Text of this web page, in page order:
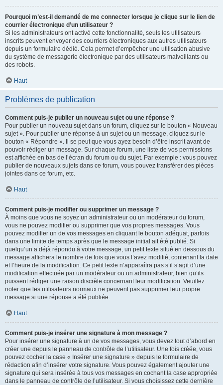
Pourquoi m’est-il demandé de me connecter lorsque je clique sur le lien de
courrier électronique d’un utilisateur ?
Si les administrateurs ont activé cette fonctionnalité, seuls les utilisateurs
inscrits peuvent envoyer des courriers électroniques aux autres utilisateurs
depuis un formulaire dédié. Cela permet d’empêcher une utilisation abusive
du système de messagerie électronique par des utilisateurs malveillants ou
des robots.
Haut
Problèmes de publication
Comment puis-je publier un nouveau sujet ou une réponse ?
Pour publier un nouveau sujet dans un forum, cliquez sur le bouton « Nouveau
sujet ». Pour publier une réponse à un sujet ou un message, cliquez sur le
bouton « Répondre ». Il se peut que vous ayez besoin d’être inscrit avant de
pouvoir rédiger un message. Sur chaque forum, une liste de vos permissions
est affichée en bas de l’écran du forum ou du sujet. Par exemple : vous pouvez
publier de nouveaux sujets dans ce forum, vous pouvez transférer des pièces
jointes dans ce forum, etc.
Haut
Comment puis-je modifier ou supprimer un message ?
À moins que vous ne soyez un administrateur ou un modérateur du forum,
vous ne pouvez modifier ou supprimer que vos propres messages. Vous
pouvez modifier un de vos messages en cliquant le bouton adéquat, parfois
dans une limite de temps après que le message initial ait été publié. Si
quelqu’un a déjà répondu à votre message, un petit texte situé en dessous du
message affichera le nombre de fois que vous l’avez modifié, contenant la date
et l’heure de la modification. Ce petit texte n’apparaîtra pas s’il s’agit d’une
modification effectuée par un modérateur ou un administrateur, bien qu’ils
puissent rédiger une raison discrète concernant leur modification. Veuillez
noter que les utilisateurs normaux ne peuvent pas supprimer leur propre
message si une réponse a été publiée.
Haut
Comment puis-je insérer une signature à mon message ?
Pour insérer une signature à un de vos messages, vous devez tout d’abord en
créer une depuis le panneau de contrôle de l’utilisateur. Une fois créée, vous
pouvez cocher la case « Insérer une signature » depuis le formulaire de
rédaction afin d’insérer votre signature. Vous pouvez également ajouter une
signature qui sera insérée à tous vos messages en cochant la case appropriée
dans le panneau de contrôle de l’utilisateur. Si vous choisissez cette dernière